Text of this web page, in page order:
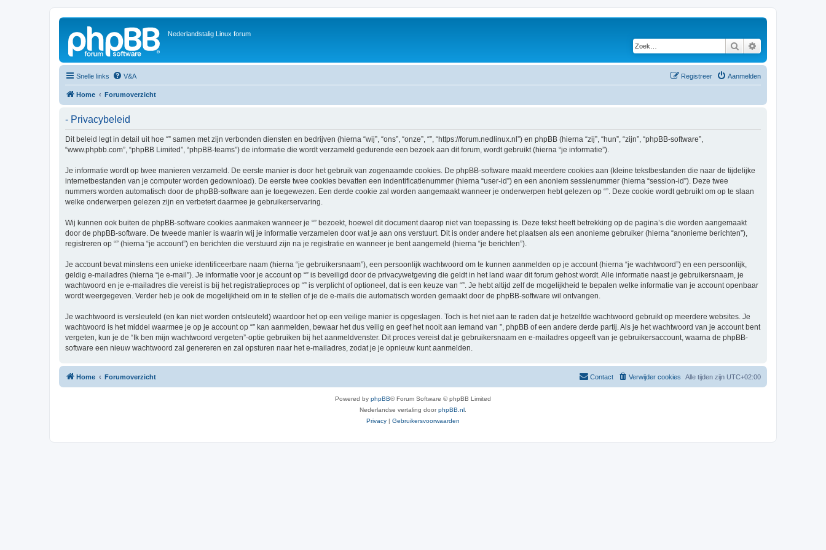
Nederlandstalig Linux forum
Zoek
Snelle links V&A Aanmelden
Registreer
Home Forumoverzicht
- Privacybeleid
Dit beleid legt in detail uit hoe “” samen met zijn verbonden diensten en bedrijven (hierna “wij”, “ons”, “onze”, “”, “https://forum.nedlinux.nl”) en phpBB (hierna “zij”, “hun”, “zijn”, “phpBB-software”,
“www.phpbb.com”, “phpBB Limited”, “phpBB-teams”) de informatie die wordt verzameld gedurende een bezoek aan dit forum, wordt gebruikt (hierna “je informatie”).
Je informatie wordt op twee manieren verzameld. De eerste manier is door het gebruik van zogenaamde cookies. De phpBB-software maakt meerdere cookies aan (kleine tekstbestanden die naar de tijdelijke
internetbestanden van je computer worden gedownload). De eerste twee cookies bevatten een indentificatienummer (hierna “user-id”) en een anoniem sessienummer (hierna “session-id”). Deze twee
nummers worden automatisch door de phpBB-software aan je toegewezen. Een derde cookie zal worden aangemaakt wanneer je onderwerpen hebt gelezen op “”. Deze cookie wordt gebruikt om op te slaan
welke onderwerpen gelezen zijn en verbetert daarmee je gebruikerservaring.
Wij kunnen ook buiten de phpBB-software cookies aanmaken wanneer je “” bezoekt, hoewel dit document daarop niet van toepassing is. Deze tekst heeft betrekking op de pagina’s die worden aangemaakt
door de phpBB-software. De tweede manier is waarin wij je informatie verzamelen door wat je aan ons verstuurt. Dit is onder andere het plaatsen als een anonieme gebruiker (hierna “anonieme berichten”),
registreren op “” (hierna “je account”) en berichten die verstuurd zijn na je registratie en wanneer je bent aangemeld (hierna “je berichten”).
Je account bevat minstens een unieke identificeerbare naam (hierna “je gebruikersnaam”), een persoonlijk wachtwoord om te kunnen aanmelden op je account (hierna “je wachtwoord”) en een persoonlijk,
geldig e-mailadres (hierna “je e-mail”). Je informatie voor je account op “” is beveiligd door de privacywetgeving die geldt in het land waar dit forum gehost wordt. Alle informatie naast je gebruikersnaam, je
wachtwoord en je e-mailadres die vereist is bij het registratieproces op “” is verplicht of optioneel, dat is een keuze van “”. Je hebt altijd zelf de mogelijkheid te bepalen welke informatie van je account openbaar
wordt weergegeven. Verder heb je ook de mogelijkheid om in te stellen of je de e-mails die automatisch worden gemaakt door de phpBB-software wil ontvangen.
Je wachtwoord is versleuteld (en kan niet worden ontsleuteld) waardoor het op een veilige manier is opgeslagen. Toch is het niet aan te raden dat je hetzelfde wachtwoord gebruikt op meerdere websites. Je
wachtwoord is het middel waarmee je op je account op “” kan aanmelden, bewaar het dus veilig en geef het nooit aan iemand van ”, phpBB of een andere derde partij. Als je het wachtwoord van je account bent
vergeten, kun je de “Ik ben mijn wachtwoord vergeten”-optie gebruiken bij het aanmeldvenster. Dit proces vereist dat je gebruikersnaam en e-mailadres opgeeft van je gebruikersaccount, waarna de phpBB-
software een nieuw wachtwoord zal genereren en zal opsturen naar het e-mailadres, zodat je je opnieuw kunt aanmelden.
Home Forumoverzicht Alle tijden zijn UTC+02:00
Verwijder cookies
Contact
Powered by phpBB® Forum Software © phpBB Limited
Nederlandse vertaling doorphpBB.nl
Privacy | Gebruikersvoorwaarden